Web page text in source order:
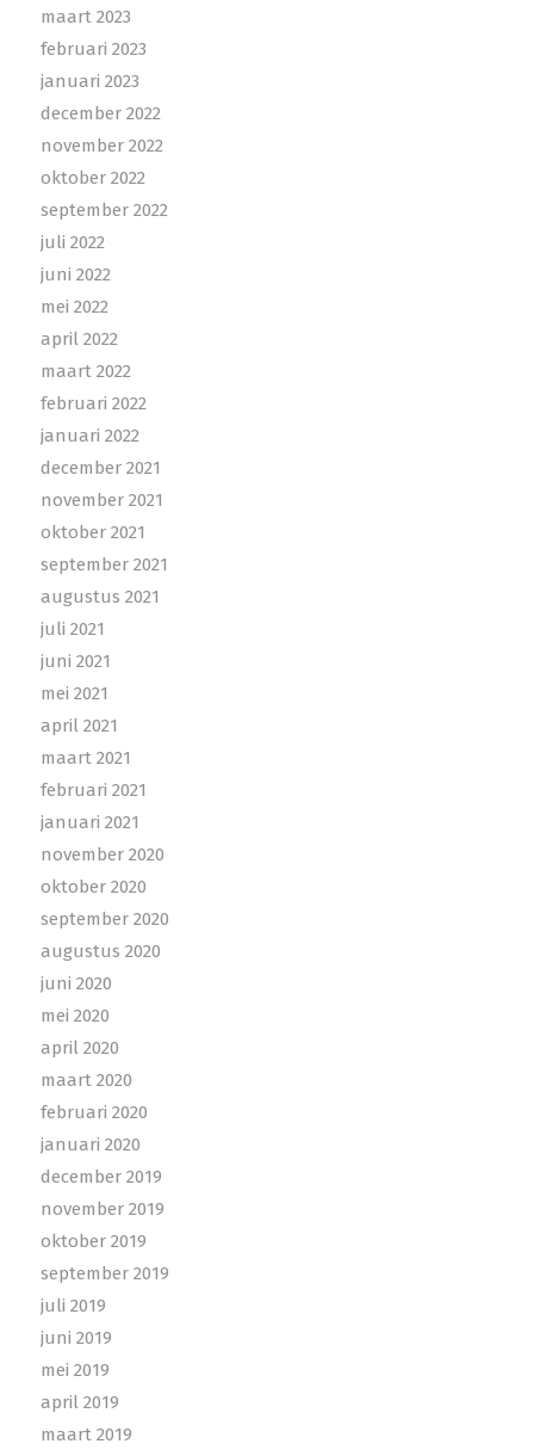
maart 2023
februari 2023
januari 2023
december 2022
november 2022
oktober 2022
september 2022
juli 2022
juni 2022
mei 2022
april 2022
maart 2022
februari 2022
januari 2022
december 2021
november 2021
oktober 2021
september 2021
augustus 2021
juli 2021
juni 2021
mei 2021
april 2021
maart 2021
februari 2021
januari 2021
november 2020
oktober 2020
september 2020
augustus 2020
juni 2020
mei 2020
april 2020
maart 2020
februari 2020
januari 2020
december 2019
november 2019
oktober 2019
september 2019
juli 2019
juni 2019
mei 2019
april 2019
maart 2019